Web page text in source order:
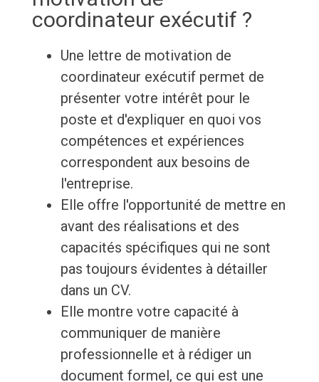
coordinateur exécutif ?
Une lettre de motivation de
coordinateur exécutif permet de
présenter votre intérêt pour le
poste et d'expliquer en quoi vos
compétences et expériences
correspondent aux besoins de
l'entreprise.
Elle offre l'opportunité de mettre en
avant des réalisations et des
capacités spécifiques qui ne sont
pas toujours évidentes à détailler
dans un CV.
Elle montre votre capacité à
communiquer de manière
professionnelle et à rédiger un
document formel, ce qui est une